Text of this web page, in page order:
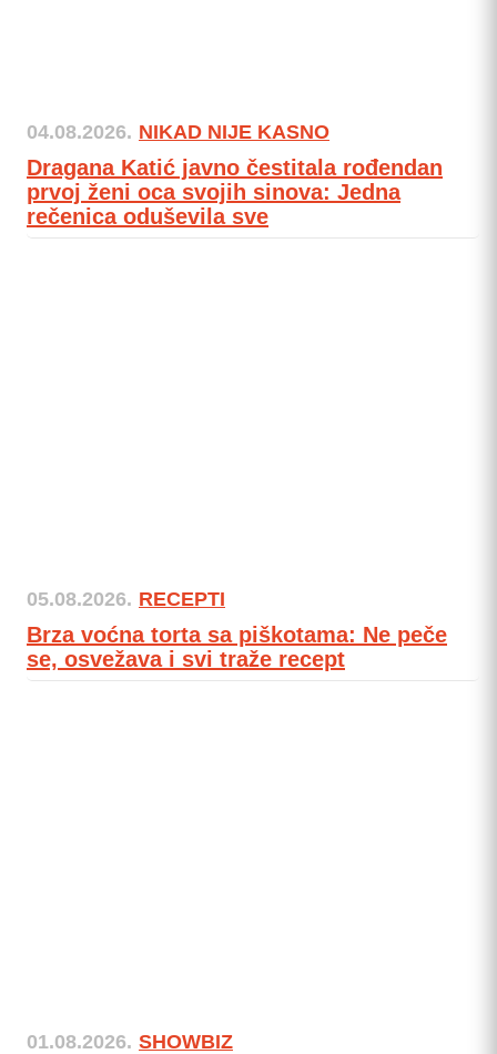
04.08.2026. NIKAD NIJE KASNO
Dragana Katić javno čestitala rođendan
prvoj ženi oca svojih sinova: Jedna
rečenica oduševila sve
05.08.2026. RECEPTI
Brza voćna torta sa piškotama: Ne peče
se, osvežava i svi traže recept
01.08.2026. SHOWBIZ